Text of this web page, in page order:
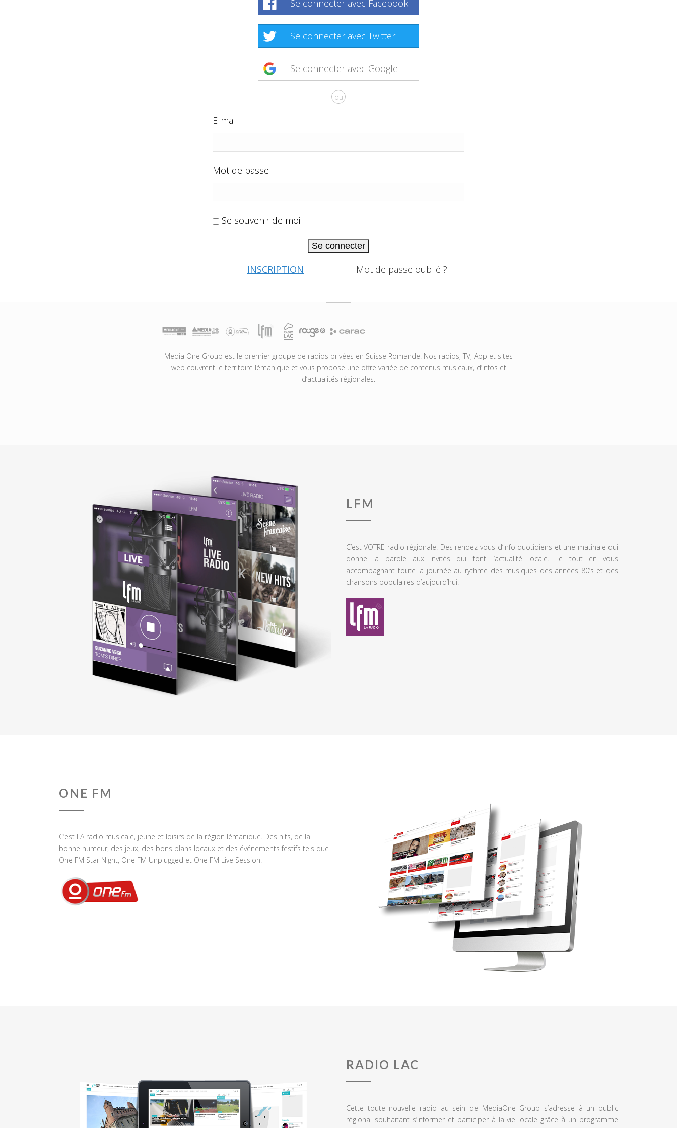
Se connecter avec Facebook
Se connecter avec Twitter
Se connecter avec Google
ou
E-mail
Mot de passe
Se souvenir de moi
Se connecter
INSCRIPTION Mot de passe oublié ?
Media One Group est le premier groupe de radios privées en Suisse Romande. Nos radios, TV, App et sites
web couvrent le territoire lémanique et vous propose une offre variée de contenus musicaux, d’infos et
d’actualités régionales.
LFM
C’est VOTRE radio régionale. Des rendez-vous d’info quotidiens et une matinale qui
donne la parole aux invités qui font l’actualité locale. Le tout en vous
accompagnant toute la journée au rythme des musiques des années 80’s et des
chansons populaires d’aujourd’hui.
ONE FM
C’est LA radio musicale, jeune et loisirs de la région lémanique. Des hits, de la
bonne humeur, des jeux, des bons plans locaux et des événements festifs tels que
One FM Star Night, One FM Unplugged et One FM Live Session.
RADIO LAC
Cette toute nouvelle radio au sein de MediaOne Group s’adresse à un public
régional souhaitant s’informer et participer à la vie locale grâce à un programme